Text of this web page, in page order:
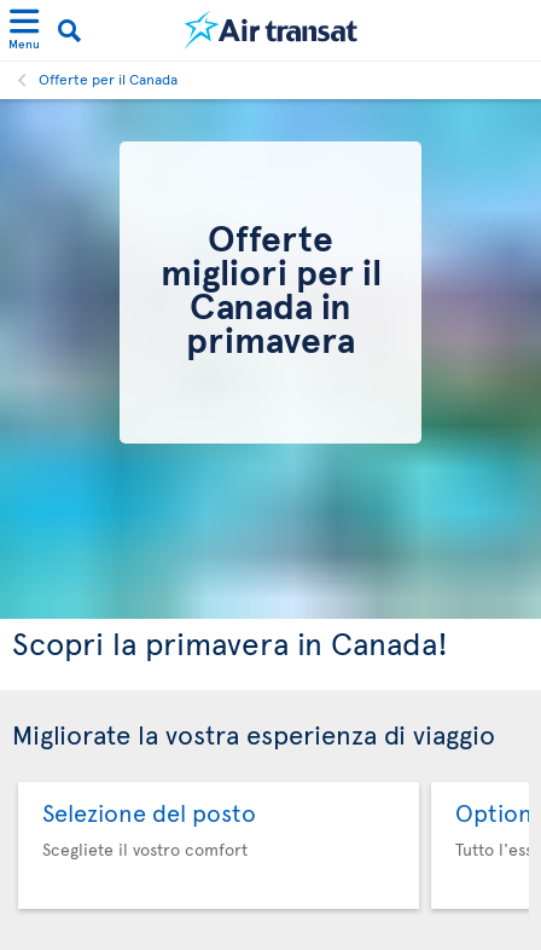
Menu
Offerte per il Canada
Offerte
migliori per il
Canada in
primavera
Scopri la primavera in Canada!
Migliorate la vostra esperienza di viaggio
Selezione del posto
Scegliete il vostro comfort
Option
Tutto